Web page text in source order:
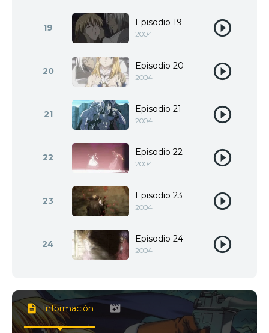
19 Episodio 19
2004
20 Episodio 20
2004
21 Episodio 21
2004
22 Episodio 22
2004
23 Episodio 23
2004
24 Episodio 24
2004
Información